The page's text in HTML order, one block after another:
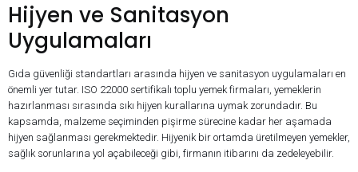
Hijyen ve Sanitasyon
Uygulamaları
Gıda güvenliği standartları arasında hijyen ve sanitasyon uygulamaları en
önemli yer tutar. ISO 22000 sertifikalı toplu yemek firmaları, yemeklerin
hazırlanması sırasında sıkı hijyen kurallarına uymak zorundadır. Bu
kapsamda, malzeme seçiminden pişirme sürecine kadar her aşamada
hijyen sağlanması gerekmektedir. Hijyenik bir ortamda üretilmeyen yemekler,
sağlık sorunlarına yol açabileceği gibi, firmanın itibarını da zedeleyebilir.